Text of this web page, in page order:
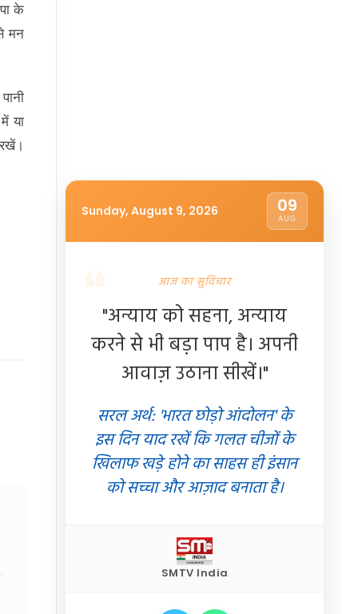
के
मन
या
Sunday, August 9, 2026 09
AUG
आज का सुविचार
"अन्याय को सहना, अन्याय
करने से भी बड़ा पाप है। अपनी
आवाज़ उठाना सीखें।"
सरल अर्थ: 'भारत छोड़ो आंदोलन' के
इस दिन याद रखें कि गलत चीजों के
खिलाफ खड़े होने का साहस ही इंसान
को सच्चा और आज़ाद बनाता है।
SMTV India